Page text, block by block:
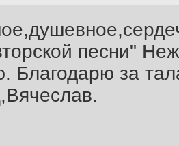
песни"
Благодарю за